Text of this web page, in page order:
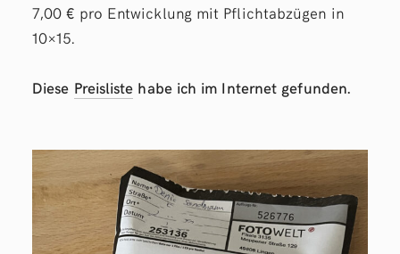
7,00 € pro Entwicklung mit Pflichtabzügen in
10×15.
Diese Preisliste habe ich im Internet gefunden.